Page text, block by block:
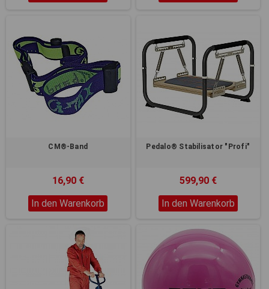
CM®-Band
16,90 €
In den Warenkorb
Pedalo® Stabilisator "Profi"
599,90 €
In den Warenkorb